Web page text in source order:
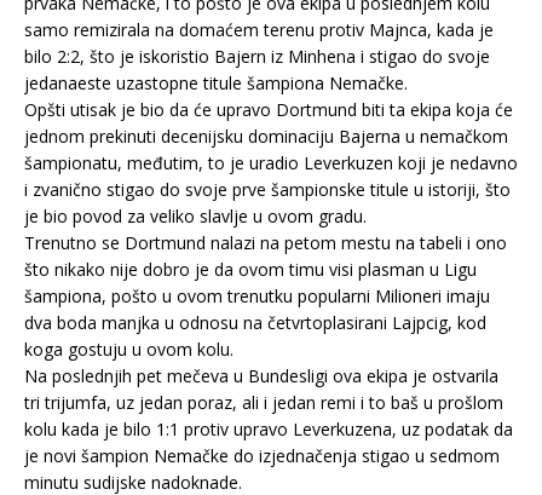
samo remizirala na domaćem terenu protiv Majnca, kada je
bilo 2:2, što je iskoristio Bajern iz Minhena i stigao do svoje
jedanaeste uzastopne titule šampiona Nemačke.
Opšti utisak je bio da će upravo Dortmund biti ta ekipa koja će
jednom prekinuti decenijsku dominaciju Bajerna u nemačkom
šampionatu, međutim, to je uradio Leverkuzen koji je nedavno
i zvanično stigao do svoje prve šampionske titule u istoriji, što
je bio povod za veliko slavlje u ovom gradu.
Trenutno se Dortmund nalazi na petom mestu na tabeli i ono
što nikako nije dobro je da ovom timu visi plasman u Ligu
šampiona, pošto u ovom trenutku popularni Milioneri imaju
dva boda manjka u odnosu na četvrtoplasirani Lajpcig, kod
koga gostuju u ovom kolu.
Na poslednjih pet mečeva u Bundesligi ova ekipa je ostvarila
tri trijumfa, uz jedan poraz, ali i jedan remi i to baš u prošlom
kolu kada je bilo 1:1 protiv upravo Leverkuzena, uz podatak da
je novi šampion Nemačke do izjednačenja stigao u sedmom
minutu sudijske nadoknade.